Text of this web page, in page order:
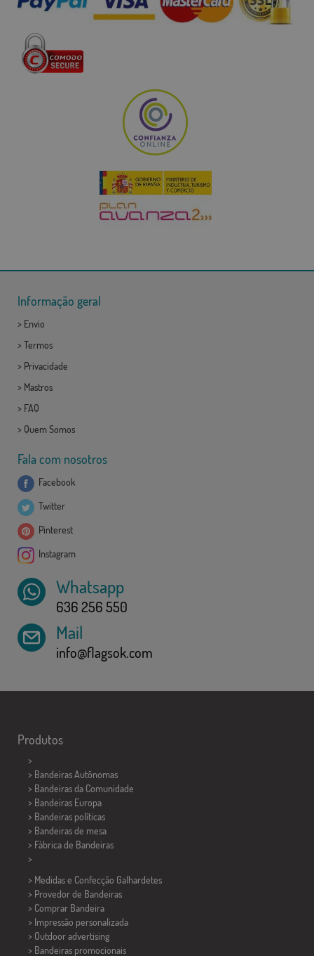
Informação geral
> Envio
> Termos
> Privacidade
> Mastros
> FAQ
> Quem Somos
Fala com nosotros
Facebook
Twitter
Pinterest
Instagram
Whatsapp
636 256 550
Mail
info@flagsok.com
Produtos
>
> Bandeiras Autônomas
> Bandeiras da Comunidade
> Bandeiras Europa
> Bandeiras políticas
> Bandeiras de mesa
> Fábrica de Bandeiras
>
> Medidas e Confecção Galhardetes
> Provedor de Bandeiras
> Comprar Bandeira
> Impressão personalizada
> Outdoor advertising
> Bandeiras promocionais